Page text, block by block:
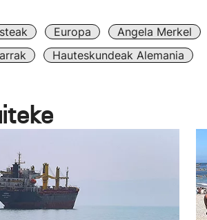
Europa Angela Merkel
Hauteskundeak Alemania